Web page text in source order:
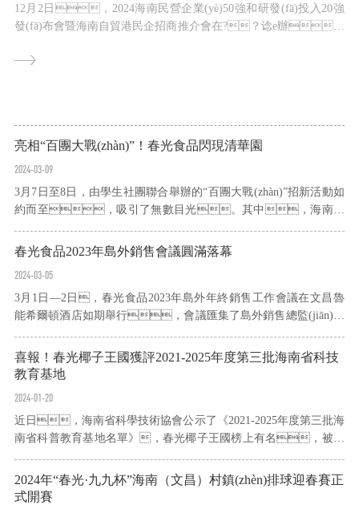
12月2日，2024海南民營企業(yè)50強和研發(fā)投入20強
發(fā)布會暨海南自貿港民企招商推介會在?？谂e辦。
單，春光食品憑借在行業(yè)中穩(wěn)健的發(fā)展態
亮相“百團大戰(zhàn)”！春光食品閃現清華園
2024-03-09
3月7日至8日，由學生社團聯合舉辦的“百團大戰(zhàn)”招新活動如
約而至，吸引了無數目光。其中，海南本
和椰香美味成為一道不可忽視的亮點。在清華大學海南文化交流協
春光食品2023年島外銷售會議圓滿落幕
2024-03-05
3月1日—2日，春光食品2023年島外年終銷售工作會議在文昌魯
能希爾頓酒店如期舉行，會議匯集了島外銷售總監(jiān)、
(qū)總監(jiān)余金明以及島外各大區(qū)、省區(qū)經理、
銷售主管、一線銷售等近200人。春光食品董事長黃春光出席...
喜報！春光椰子王國獲評2021-2025年度第三批海南省科技
教育基地
2024-01-20
近日，海南省科學技術協會公示了《2021-2025年度第三批海
南省科普教育基地名單》，春光椰子王國榜上有名，被授
光食品投資建成，是中國首座以椰文化為主題的觀光工
廠、國家3A級景區(qū)，也是集研...
2024年“春光·九九杯”海南（文昌）村鎮(zhèn)排球迎春賽正
式開賽